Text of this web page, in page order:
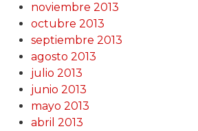
noviembre 2013
octubre 2013
septiembre 2013
agosto 2013
julio 2013
junio 2013
mayo 2013
abril 2013